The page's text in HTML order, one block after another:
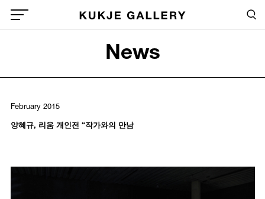
Skip to main content
Global Menu Open Button
News
February 2015
양혜규, 리움 개인전 “작가와의 만남